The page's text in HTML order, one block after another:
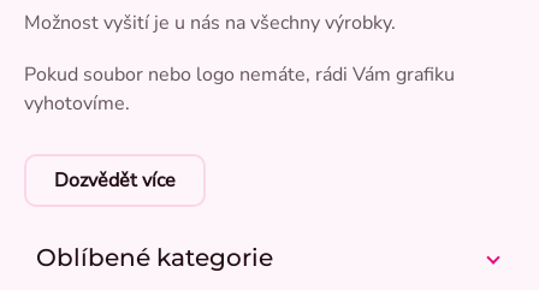
Možnost vyšití je u nás na všechny výrobky.
Pokud soubor nebo logo nemáte, rádi Vám grafiku
vyhotovíme.
Dozvědět více
Oblíbené kategorie